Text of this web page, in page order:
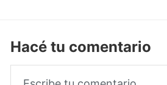
Hacé tu comentario